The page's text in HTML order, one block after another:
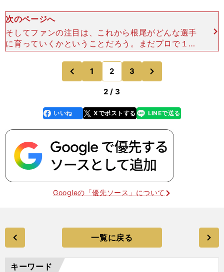
次のページへ
そしてファンの注目は、これから根尾がどんな選手
に育っていくかということだろう。まだプロで１打
席も立っていない選手を評するのは、難しいし抵抗
がある。それでもあえて言うなら、あくまで私の個
人的なイメージだ
前
のページへ
1 2 3
2 / 3
faceboo
k
いいね Xでポストする
line LINEで送る
Googleの「優先ソース」について
一覧に戻る
キーワード